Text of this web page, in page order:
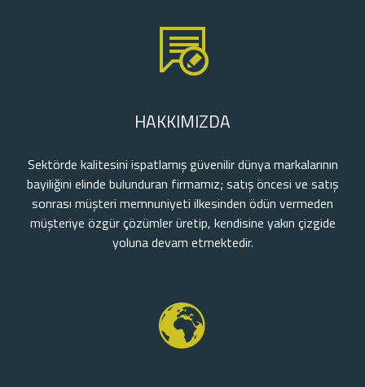
HAKKIMIZDA
Sektörde kalitesini ispatlamış güvenilir dünya markalarının
bayiliğini elinde bulunduran firmamız; satış öncesi ve satış
sonrası müşteri memnuniyeti ilkesinden ödün vermeden
müşteriye özgür çözümler üretip, kendisine yakın çizgide
yoluna devam etmektedir.